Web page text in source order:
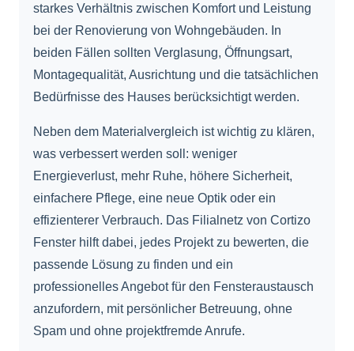
starkes Verhältnis zwischen Komfort und Leistung
bei der Renovierung von Wohngebäuden. In
beiden Fällen sollten Verglasung, Öffnungsart,
Montagequalität, Ausrichtung und die tatsächlichen
Bedürfnisse des Hauses berücksichtigt werden.
Neben dem Materialvergleich ist wichtig zu klären,
was verbessert werden soll: weniger
Energieverlust, mehr Ruhe, höhere Sicherheit,
einfachere Pflege, eine neue Optik oder ein
effizienterer Verbrauch. Das Filialnetz von Cortizo
Fenster hilft dabei, jedes Projekt zu bewerten, die
passende Lösung zu finden und ein
professionelles Angebot für den Fensteraustausch
anzufordern, mit persönlicher Betreuung, ohne
Spam und ohne projektfremde Anrufe.